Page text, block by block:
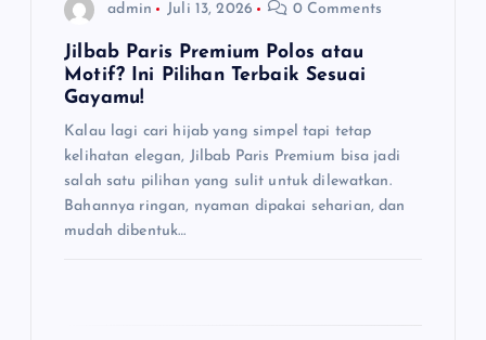
admin Juli 13, 2026 0 Comments
Jilbab Paris Premium Polos atau
Motif? Ini Pilihan Terbaik Sesuai
Gayamu!
Kalau lagi cari hijab yang simpel tapi tetap
kelihatan elegan, Jilbab Paris Premium bisa jadi
salah satu pilihan yang sulit untuk dilewatkan.
Bahannya ringan, nyaman dipakai seharian, dan
mudah dibentuk…